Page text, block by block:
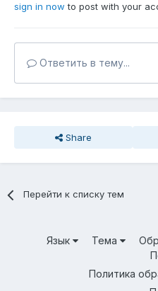
sign in now to post with your
Ответить в тему...
Share
Перейти к списку тем
Язык Тема
Политика